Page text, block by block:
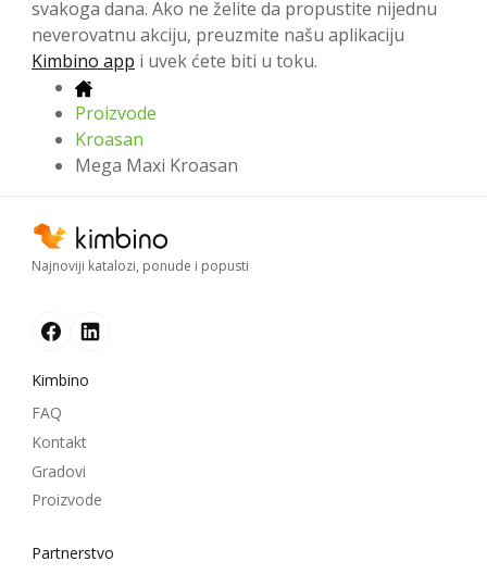
svakoga dana. Ako ne želite da propustite nijednu
neverovatnu akciju, preuzmite našu aplikaciju
Kimbino app i uvek ćete biti u toku.
Proizvode
Kroasan
Mega Maxi Kroasan
Najnoviji katalozi, ponude i popusti
Kimbino
FAQ
Kontakt
Gradovi
Proizvode
Partnerstvo